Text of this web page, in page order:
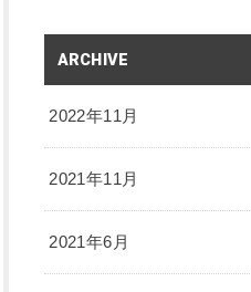
ARCHIVE
2022年11月
2021年11月
2021年6月